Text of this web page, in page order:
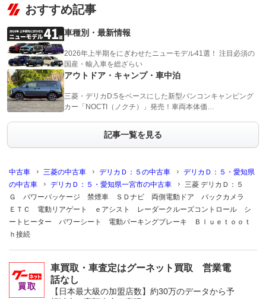
おすすめ記事
車種別・最新情報
2026年上半期をにぎわせたニューモデル41選！ 注目必須の
国産・輸入車を総ざらい
アウトドア・キャンプ・車中泊
三菱・デリカD:5をベースにした新型バンコンキャンピング
カー「NOCTI（ノクチ）」発売！車両本体価…
記事一覧を見る
中古車 三菱の中古車 デリカＤ：５の中古車
デリカＤ：５・愛知県
の中古車
デリカＤ：５・愛知県一宮市の中古車
三菱 デリカＤ：５
Ｇ パワーパッケージ 禁煙車 ＳＤナビ 両側電動ドア バックカメラ
ＥＴＣ 電動リアゲート ｅアシスト レーダークルーズコントロール シ
ートヒーター パワーシート 電動パーキングブレーキ Ｂｌｕｅｔｏｏｔ
ｈ接続
車買取・車査定はグーネット買取 営業電
話なし
【日本最大級の加盟店数】約30万のデータから予